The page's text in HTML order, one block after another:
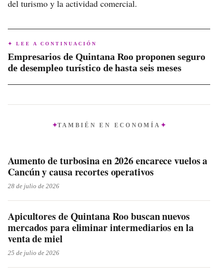
del turismo y la actividad comercial.
✦ LEE A CONTINUACIÓN
Empresarios de Quintana Roo proponen seguro
de desempleo turístico de hasta seis meses
TAMBIÉN EN ECONOMÍA
Aumento de turbosina en 2026 encarece vuelos a
Cancún y causa recortes operativos
28 de julio de 2026
Apicultores de Quintana Roo buscan nuevos
mercados para eliminar intermediarios en la
venta de miel
25 de julio de 2026